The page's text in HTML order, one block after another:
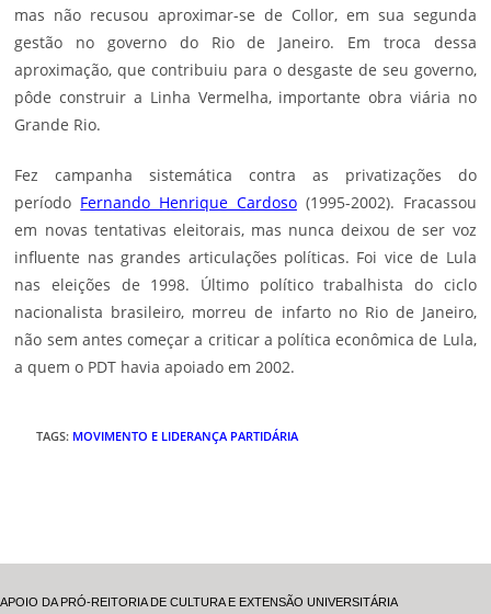
mas não recusou aproximar-se de Collor, em sua segunda
gestão no governo do Rio de Janeiro. Em troca dessa
aproximação, que contribuiu para o desgaste de seu governo,
pôde construir a Linha Vermelha, importante obra viária no
Grande Rio.
Fez campanha sistemática contra as privatizações do
período Fernando Henrique Cardoso (1995-2002). Fracassou
em novas tentativas eleitorais, mas nunca deixou de ser voz
influente nas grandes articulações políticas. Foi vice de Lula
nas eleições de 1998. Último político trabalhista do ciclo
nacionalista brasileiro, morreu de infarto no Rio de Janeiro,
não sem antes começar a criticar a política econômica de Lula,
a quem o PDT havia apoiado em 2002.
TAGS: MOVIMENTO E LIDERANÇA PARTIDÁRIA
APOIO DA PRÓ-REITORIA DE CULTURA E EXTENSÃO UNIVERSITÁRIA